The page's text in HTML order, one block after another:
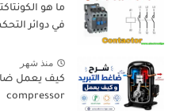
ما هو
في دوائر
منذ شهر
كيف يعمل
compressor